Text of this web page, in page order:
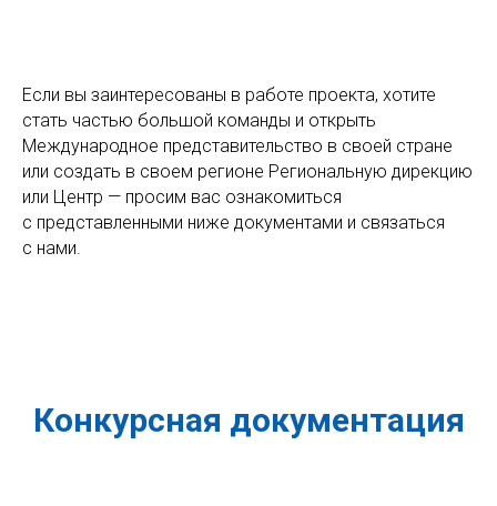
Если вы заинтересованы в работе проекта, хотите
стать частью большой команды и открыть
Международное представительство в своей стране
или создать в своем регионе Региональную дирекцию
или Центр — просим вас ознакомиться
с представленными ниже документами и связаться
с нами.
Конкурсная документация